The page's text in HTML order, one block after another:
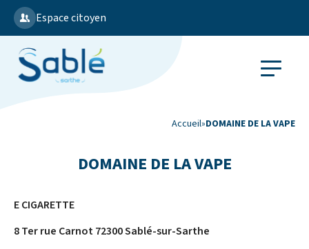
Espace citoyen
Accueil»DOMAINE DE LA VAPE
DOMAINE DE LA VAPE
E CIGARETTE
8 Ter rue Carnot 72300 Sablé-sur-Sarthe